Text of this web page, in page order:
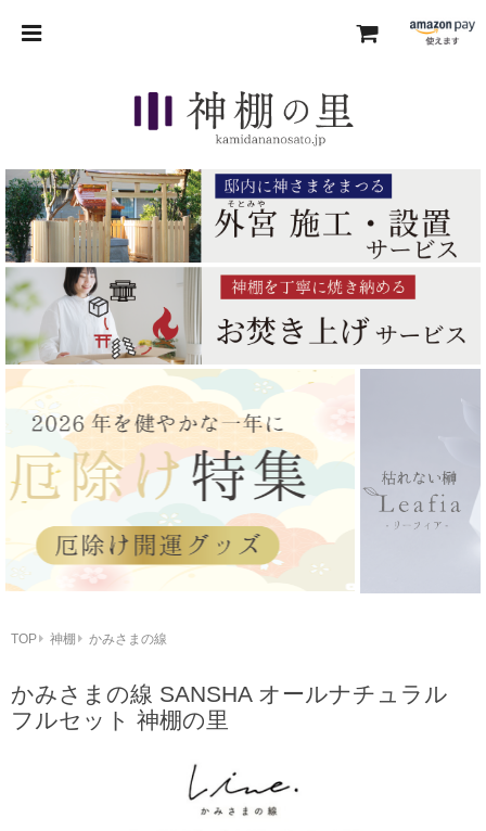
TOP 神棚 かみさまの線
かみさまの線 SANSHA オールナチュラル
フルセット 神棚の里